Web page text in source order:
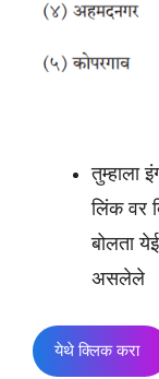
तुम्हाला
लिंक वर
बोलता
असलेले
येथे क्लिक करा